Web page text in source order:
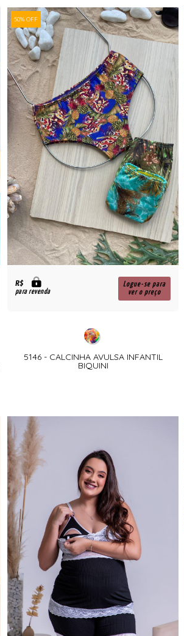
50% OFF
R$
para revenda
Logue-se para
ver o preço
5146 - CALCINHA AVULSA INFANTIL
BIQUINI